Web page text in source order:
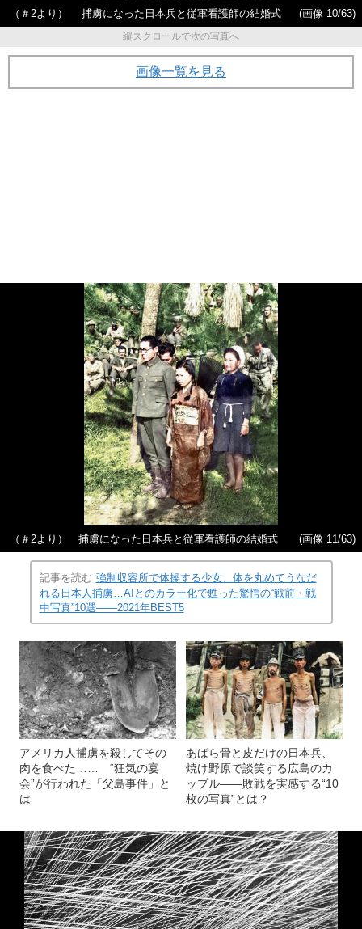
（＃2より） 捕虜になった日本兵と従軍看護師の結婚式
(画像 10/63)
縦スクロールで次の写真へ
画像一覧を見る
（＃2より） 捕虜になった日本兵と従軍看護師の結婚式 (画像 11/63)
記事を読む 強制収容所で体操する少女、体を丸めてうなだ
れる日本人捕虜…AIとのカラー化で甦った驚愕の“戦前・戦
中写真”10選――2021年BEST5
アメリカ人捕虜を殺してその
肉を食べた…… “狂気の宴
会”が行われた「父島事件」と
は
あばら骨と皮だけの日本兵、
焼け野原で談笑する広島のカ
ップル――敗戦を実感する“10
枚の写真”とは？